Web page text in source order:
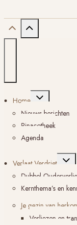
Home
Toggle
submenu
Nieuws berichten
Pinacotheek
Agenda
Verlaat Verdriet
Toggle
Dubbel
Kernthema’s en
Je gezin van
Verliezen en